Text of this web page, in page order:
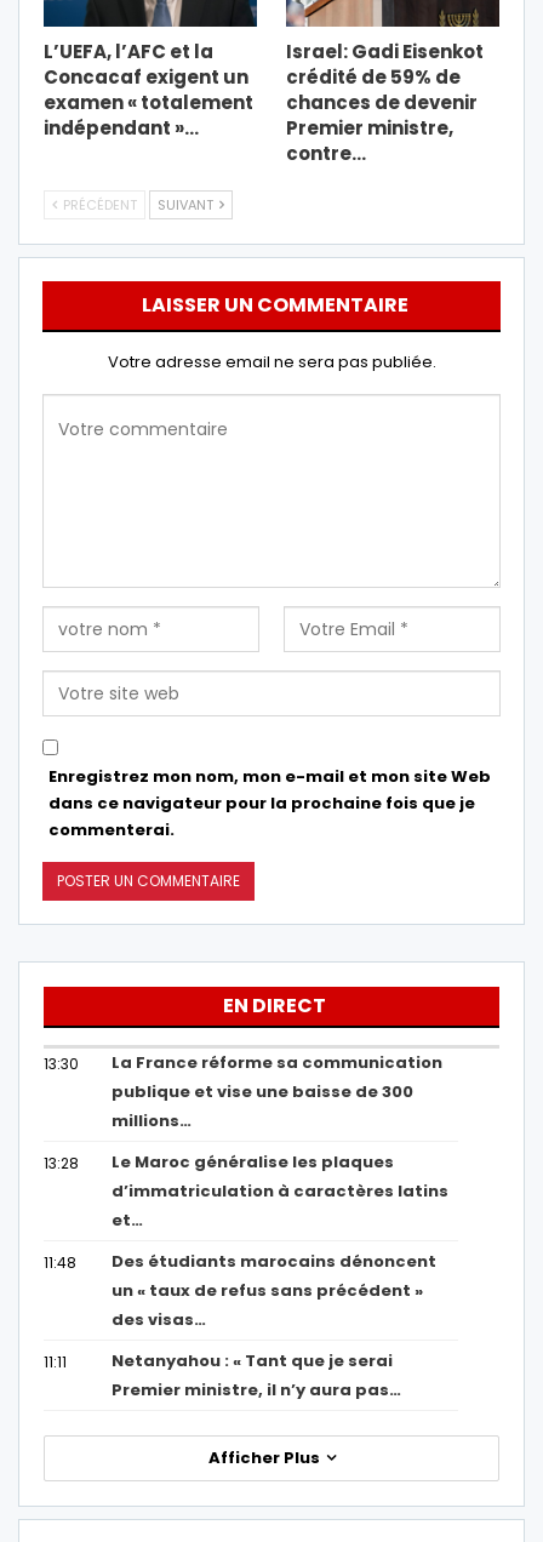
L’UEFA, l’AFC et la
Concacaf exigent un
examen « totalement
indépendant »…
Israel: Gadi Eisenkot
crédité de 59% de
chances de devenir
Premier ministre,
contre…
PRÉCÉDENT SUIVANT
LAISSER UN COMMENTAIRE
Votre adresse email ne sera pas publiée.
Enregistrez mon nom, mon e-mail et mon site Web
dans ce navigateur pour la prochaine fois que je
commenterai.
EN DIRECT
13:30
La France réforme sa communication
publique et vise une baisse de 300
millions…
13:28
Le Maroc généralise les plaques
d’immatriculation à caractères latins
et…
11:48
Des étudiants marocains dénoncent
un « taux de refus sans précédent »
des visas…
11:11
Netanyahou : « Tant que je serai
Premier ministre, il n’y aura pas…
Afficher Plus